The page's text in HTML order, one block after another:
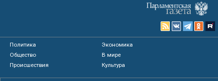
Политика
Экономика
Общество
В мире
Происшествия
Культура